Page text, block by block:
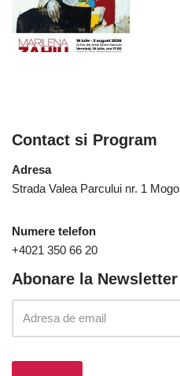
Contact si Program
Adresa
Strada Valea Parcului nr. 1
Numere telefon
+4021 350 66 20
Abonare la Newsletter